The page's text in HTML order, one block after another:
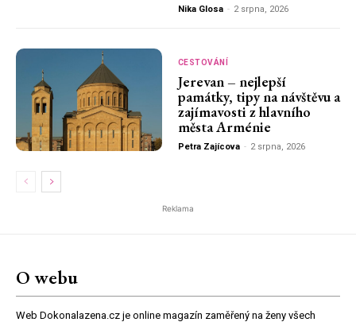
Nika Glosa - 2 srpna, 2026
CESTOVÁNÍ
Jerevan – nejlepší
památky, tipy na návštěvu a
zajímavosti z hlavního
města Arménie
Petra Zajícova - 2 srpna, 2026
Reklama
O webu
Web Dokonalazena.cz je online magazín zaměřený na ženy všech